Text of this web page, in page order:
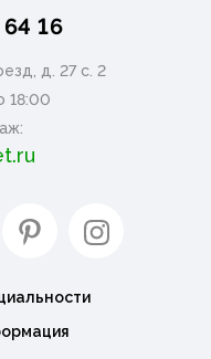
16
д. 27 с. 2
18:00